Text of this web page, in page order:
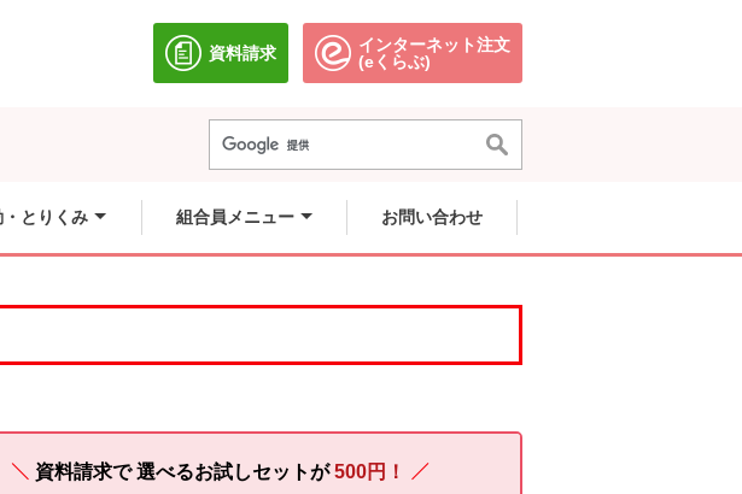
資料請求
別のウィンドウで開きます。
インターネット注文
(eくらぶ)別のウィンドウで開きます。
・とりくみ 組合員メニュー お問い合わせ
資料請求で選べるお試しセットが500円！